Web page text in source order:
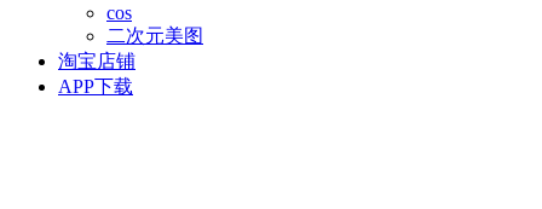
cos
二次元美图
淘宝店铺
APP下载